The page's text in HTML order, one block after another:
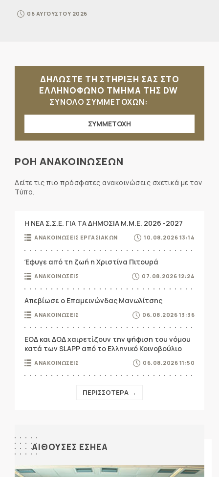
06 ΑΥΓΟΥΣΤΟΥ 2026
ΔΗΛΩΣΤΕ ΤΗ ΣΤΗΡΙΞΗ ΣΑΣ ΣΤΟ
ΕΛΛΗΝΟΦΩΝΟ ΤΜΗΜΑ ΤΗΣ DW
ΣΥΝΟΛΟ ΣΥΜΜΕΤΟΧΩΝ:
ΣΥΜΜΕΤΟΧΗ
ΡΟΗ ΑΝΑΚΟΙΝΩΣΕΩΝ
Δείτε τις πιο πρόσφατες ανακοινώσεις σχετικά με τον
Τύπο.
Η ΝΕΑ Σ.Σ.Ε. ΓΙΑ ΤΑ ΔΗΜΟΣΙΑ Μ.Μ.Ε. 2026 -2027
ΑΝΑΚΟΙΝΩΣΕΙΣ ΕΡΓΑΣΙΑΚΩΝ 10.08.2026 13:14
Έφυγε από τη ζωή η Χριστίνα Πιτουρά
ΑΝΑΚΟΙΝΩΣΕΙΣ 07.08.2026 12:24
Απεβίωσε ο Επαμεινώνδας Μανωλίτσης
ΑΝΑΚΟΙΝΩΣΕΙΣ 06.08.2026 13:36
ΕΟΔ και ΔΟΔ χαιρετίζουν την ψήφιση του νόμου
κατά των SLAPP από το Ελληνικό Κοινοβούλιο
ΑΝΑΚΟΙΝΩΣΕΙΣ 06.08.2026 11:50
ΠΕΡΙΣΣΟΤΕΡΑ →
ΑΙΘΟΥΣΕΣ ΕΣΗΕΑ